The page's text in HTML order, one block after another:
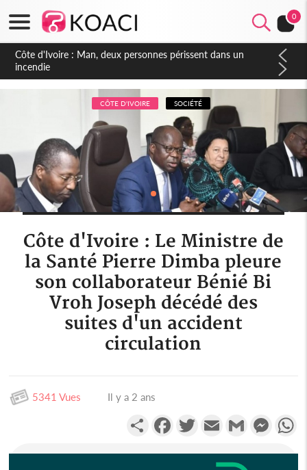
0
Côte d'Ivoire : Séileu, la célébration de la fête nationale
transformée en vaste campagne contre les produits
dépigmentants dangereux
CÔTE D'IVOIRE SOCIÉTÉ
Côte d'Ivoire : Le Ministre de
la Santé Pierre Dimba pleure
son collaborateur Bénié Bi
Vroh Joseph décédé des
suites d'un accident
circulation
5341 Vues Il y a 2 ans
PartagerFacebookTwitterEmail Gmail